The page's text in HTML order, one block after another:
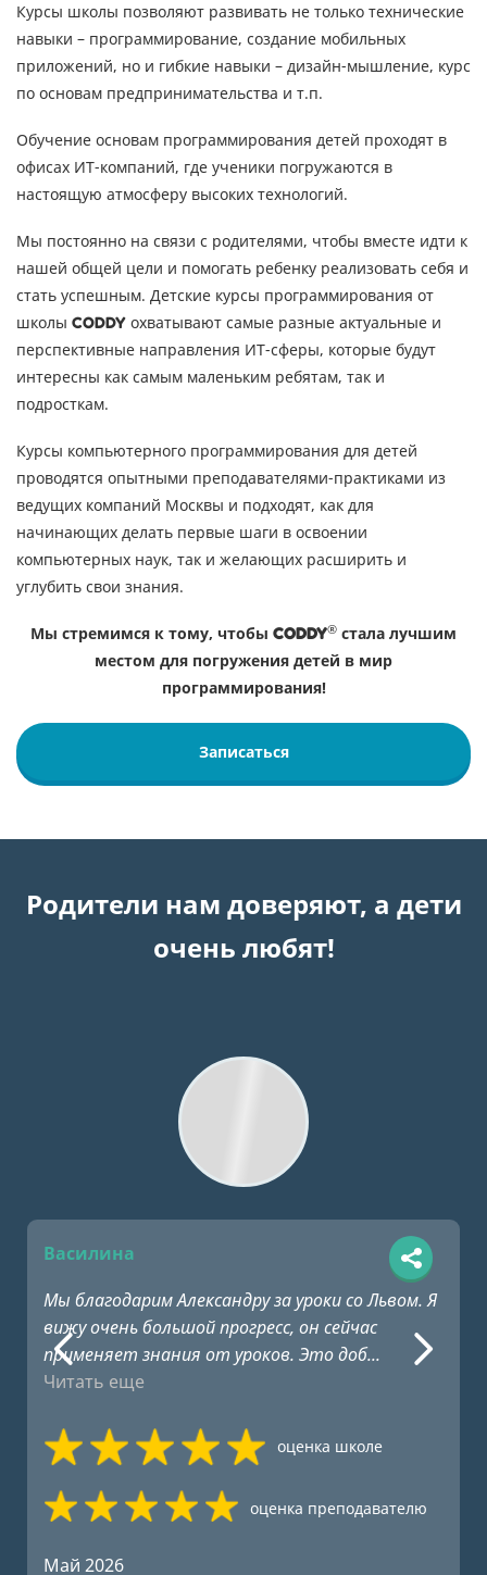
Курсы школы позволяют развивать не только технические
навыки – программирование, создание мобильных
приложений, но и гибкие навыки – дизайн-мышление, курс
по основам предпринимательства и т.п.
Обучение основам программирования детей проходят в
офисах ИТ-компаний, где ученики погружаются в
настоящую атмосферу высоких технологий.
Мы постоянно на связи с родителями, чтобы вместе идти к
нашей общей цели и помогать ребенку реализовать себя и
стать успешным. Детские курсы программирования от
школы CODDY охватывают самые разные актуальные и
перспективные направления ИТ-сферы, которые будут
интересны как самым маленьким ребятам, так и
подросткам.
Курсы компьютерного программирования для детей
проводятся опытными преподавателями-практиками из
ведущих компаний Москвы и подходят, как для
начинающих делать первые шаги в освоении
компьютерных наук, так и желающих расширить и
углубить свои знания.
Мы стремимся к тому, чтобы CODDY® стала лучшим
местом для погружения детей в мир
программирования!
Записаться
Родители нам доверяют, а дети
очень любят!
Василина
Мы благодарим Александру за уроки со Львом. Я
вижу очень большой прогресс, он сейчас
применяет знания от уроков. Это доб...
Читать еще
оценка школе
оценка преподавателю
Май 2026